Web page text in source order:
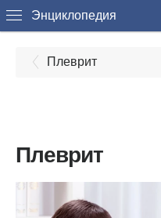
Энциклопедия
Плеврит
Плеврит